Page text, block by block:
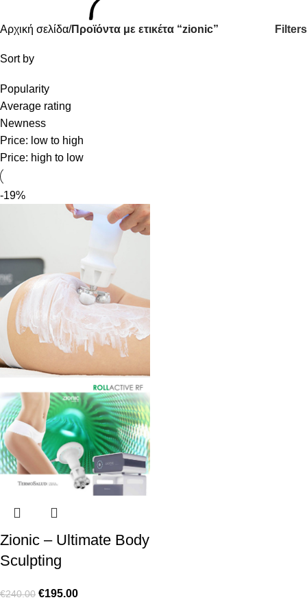
Αρχική σελίδα Προϊόντα με ετικέτα “zionic” Filters
Sort by
Popularity
Average rating
Newness
Price: low to high
Price: high to low
-19%
Zionic – Ultimate Body
Sculpting
€240.00 €195.00